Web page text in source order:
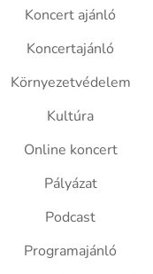
Koncert ajánló
Koncertajánló
Környezetvédelem
Kultúra
Online koncert
Pályázat
Podcast
Programajánló